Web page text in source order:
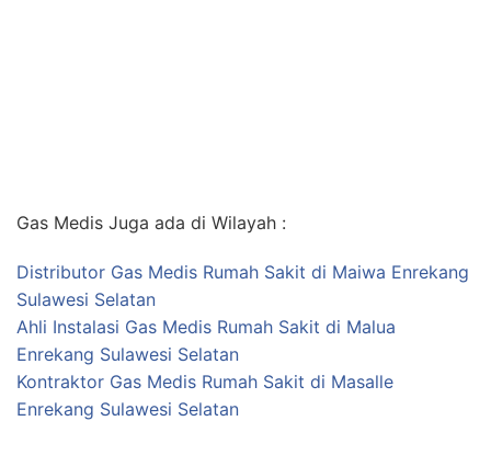
Gas Medis Juga ada di Wilayah :
Distributor Gas Medis Rumah Sakit di Maiwa Enrekang
Sulawesi Selatan
Ahli Instalasi Gas Medis Rumah Sakit di Malua
Enrekang Sulawesi Selatan
Kontraktor Gas Medis Rumah Sakit di Masalle
Enrekang Sulawesi Selatan